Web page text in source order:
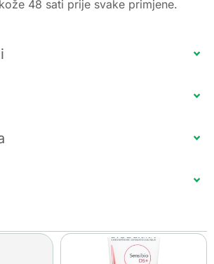
48 sati prije svake primjene.